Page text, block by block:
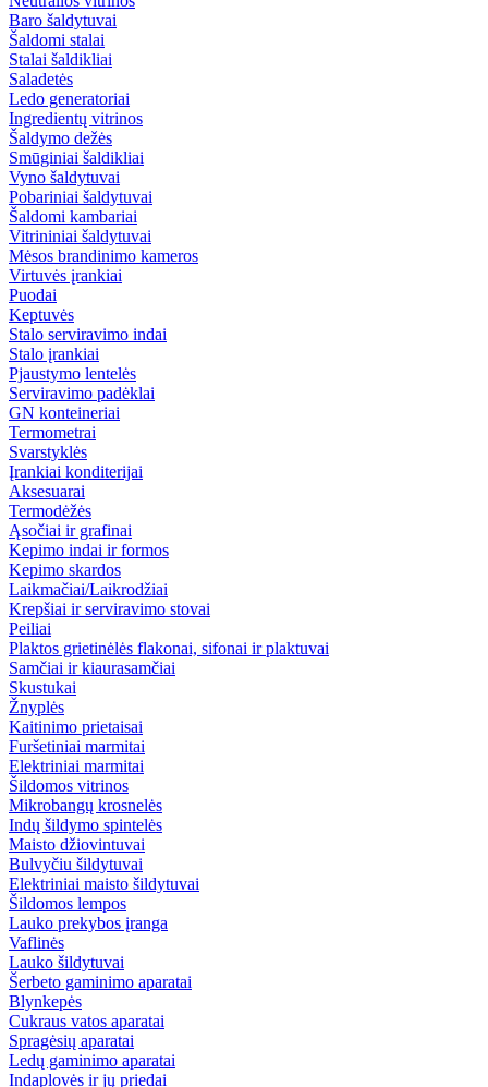
Baro šaldytuvai
Šaldomi stalai
Stalai šaldikliai
Saladetės
Ledo generatoriai
Ingredientų vitrinos
Šaldymo dežės
Smūginiai šaldikliai
Vyno šaldytuvai
Pobariniai šaldytuvai
Šaldomi kambariai
Vitrininiai šaldytuvai
Mėsos brandinimo kameros
Virtuvės įrankiai
Puodai
Keptuvės
Stalo serviravimo indai
Stalo įrankiai
Pjaustymo lentelės
Serviravimo padėklai
GN konteineriai
Termometrai
Svarstyklės
Įrankiai konditerijai
Aksesuarai
Termodėžės
Ąsočiai ir grafinai
Kepimo indai ir formos
Kepimo skardos
Laikmačiai/Laikrodžiai
Krepšiai ir serviravimo stovai
Peiliai
Plaktos grietinėlės flakonai, sifonai ir plaktuvai
Samčiai ir kiaurasamčiai
Skustukai
Žnyplės
Kaitinimo prietaisai
Furšetiniai marmitai
Elektriniai marmitai
Šildomos vitrinos
Mikrobangų krosnelės
Indų šildymo spintelės
Maisto džiovintuvai
Bulvyčiu šildytuvai
Elektriniai maisto šildytuvai
Šildomos lempos
Lauko prekybos įranga
Vaflinės
Lauko šildytuvai
Šerbeto gaminimo aparatai
Blynkepės
Cukraus vatos aparatai
Spragėsių aparatai
Ledų gaminimo aparatai
Indaplovės ir jų priedai